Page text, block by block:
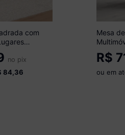
com
no pix
84,36
Mesa
R$
ou em